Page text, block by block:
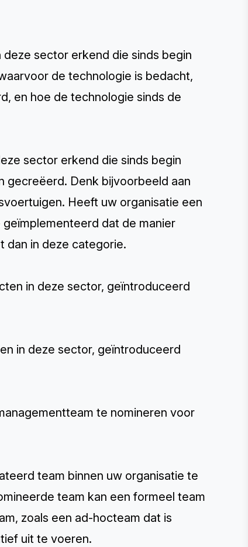
sector erkend die sinds begin
de technologie is bedacht,
en hoe de technologie sinds de
sector erkend die sinds begin
gecreëerd. Denk bijvoorbeeld aan
Heeft uw organisatie een
dat de manier
dan in deze categorie.
in deze sector, geïntroduceerd
in deze sector, geïntroduceerd
te nomineren voor
team binnen uw organisatie te
team kan een formeel team
zoals een ad-hocteam dat is
uit te voeren.